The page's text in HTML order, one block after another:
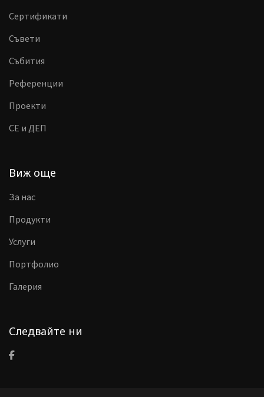
Сертификати
Съвети
Събития
Референции
Проекти
CE и ДЕП
Виж още
За нас
Продукти
Услуги
Портфолио
Галерия
Следвайте ни